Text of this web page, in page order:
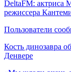
DeltaFM: актриса
режиссера
Пользователи
Кость динозавра
Денвере